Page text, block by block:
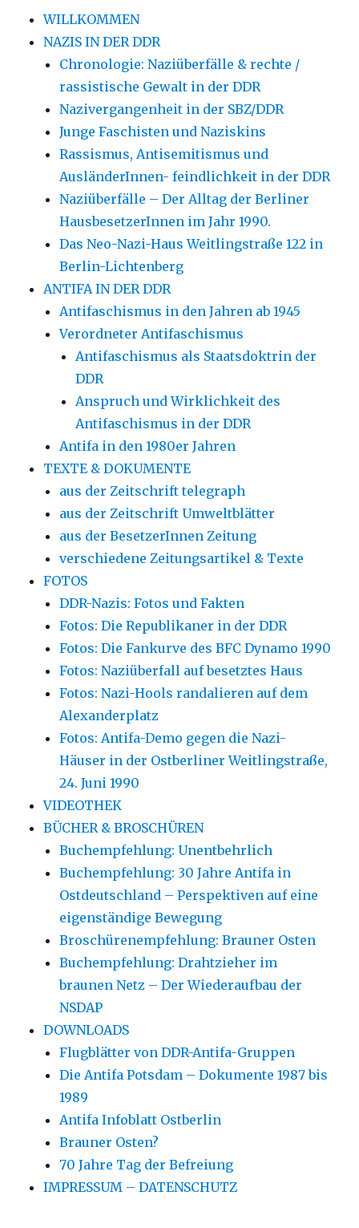
WILLKOMMEN
NAZIS IN DER DDR
Chronologie: Naziüberfälle & rechte /
rassistische Gewalt in der DDR
Nazivergangenheit in der SBZ/DDR
Junge Faschisten und Naziskins
Rassismus, Antisemitismus und
AusländerInnen- feindlichkeit in der DDR
Naziüberfälle – Der Alltag der Berliner
HausbesetzerInnen im Jahr 1990.
Das Neo-Nazi-Haus Weitlingstraße 122 in
Berlin-Lichtenberg
ANTIFA IN DER DDR
Antifaschismus in den Jahren ab 1945
Verordneter Antifaschismus
Antifaschismus als Staatsdoktrin der
DDR
Anspruch und Wirklichkeit des
Antifaschismus in der DDR
Antifa in den 1980er Jahren
TEXTE & DOKUMENTE
aus der Zeitschrift telegraph
aus der Zeitschrift Umweltblätter
aus der BesetzerInnen Zeitung
verschiedene Zeitungsartikel & Texte
FOTOS
DDR-Nazis: Fotos und Fakten
Fotos: Die Republikaner in der DDR
Fotos: Die Fankurve des BFC Dynamo 1990
Fotos: Naziüberfall auf besetztes Haus
Fotos: Nazi-Hools randalieren auf dem
Alexanderplatz
Fotos: Antifa-Demo gegen die Nazi-
Häuser in der Ostberliner Weitlingstraße,
24. Juni 1990
VIDEOTHEK
BÜCHER & BROSCHÜREN
Buchempfehlung: Unentbehrlich
Buchempfehlung: 30 Jahre Antifa in
Ostdeutschland – Perspektiven auf eine
eigenständige Bewegung
Broschürenempfehlung: Brauner Osten
Buchempfehlung: Drahtzieher im
braunen Netz – Der Wiederaufbau der
NSDAP
DOWNLOADS
Flugblätter von DDR-Antifa-Gruppen
Die Antifa Potsdam – Dokumente 1987 bis
1989
Antifa Infoblatt Ostberlin
Brauner Osten?
70 Jahre Tag der Befreiung
IMPRESSUM – DATENSCHUTZ